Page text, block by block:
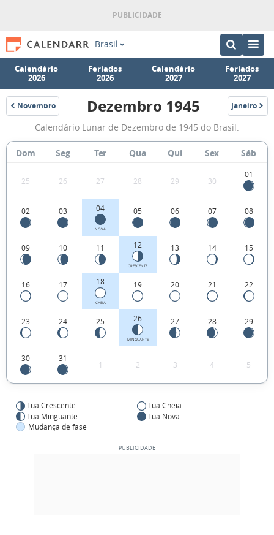
Brasil
Calendário
2026
Feriados
2026
Calendário
2027
Feriados
2027
Novembro
1945
Fases
da
Lua
1945
Dezembro 1945 Janeiro
1946
Calendário Lunar de Dezembro de 1945 do Brasil.
Dom Seg Ter Qua Qui Sex Sáb
25 26 27 28 29 30
01
02 03 04
NOVA
05 06 07 08
09 10 11 12
CRESCENTE
13 14 15
16 17 18
CHEIA
19 20 21 22
23 24 25 26
MINGUANTE
27 28 29
30 31
1 2 3 4 5
Lua Crescente
Lua Cheia
Lua Minguante
Lua Nova
Mudança de fase